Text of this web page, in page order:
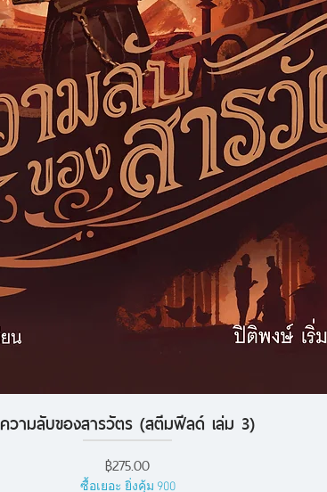
ดูข้อมูลด่วน
ความลับของสารวัตร (สตีมฟีลด์ เล่ม 3)
ราคา
฿275.00
ซื้อเยอะ ยิ่งคุ้ม 900